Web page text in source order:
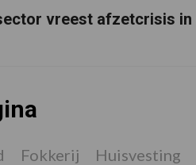
vreest afzetcrisis in
Fokkerij Huisvesting